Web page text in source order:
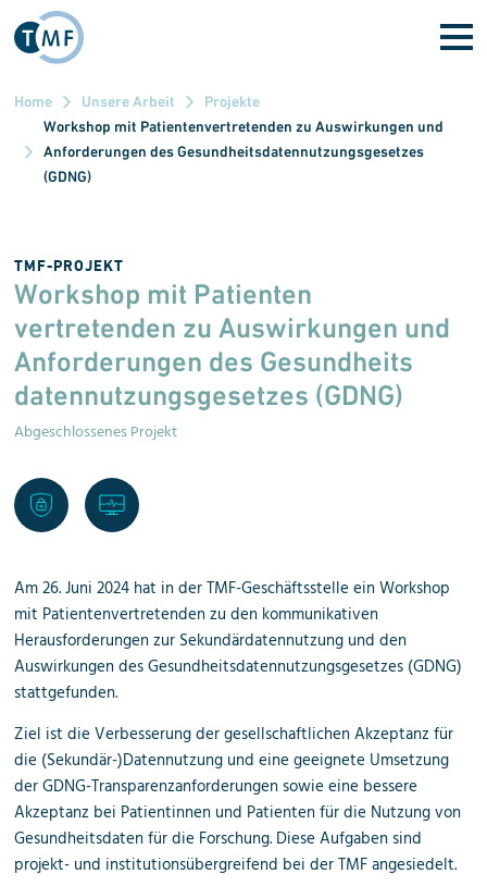
Direkt zum Inhalt
Home Unsere Arbeit
Projekte
Workshop mit Patientenvertretenden zu Auswirkungen und
Anforderungen des Gesundheitsdatennutzungsgesetzes
(GDNG)
TMF-PROJEKT
Workshop mit Patienten
vertretenden zu Auswirkungen und
Anforderungen des Gesundheits
datennutzungsgesetzes (GDNG)
Abgeschlossenes Projekt
Am 26. Juni 2024 hat in der TMF-Geschäftsstelle ein Workshop
mit Patienten­vertretenden zu den kommunikativen
Herausforderungen zur Sekundär­datennutzung und den
Auswirkungen des Gesundheits­daten­nutzungs­gesetzes (GDNG)
stattgefunden.
Ziel ist die Verbesserung der gesellschaftlichen Akzeptanz für
die (Sekundär-)Datennutzung und eine geeignete Umsetzung
der GDNG-Transparenzanforderungen sowie eine bessere
Akzeptanz bei Patientinnen und Patienten für die Nutzung von
Gesundheitsdaten für die Forschung. Diese Aufgaben sind
projekt- und institutionsübergreifend bei der TMF angesiedelt.